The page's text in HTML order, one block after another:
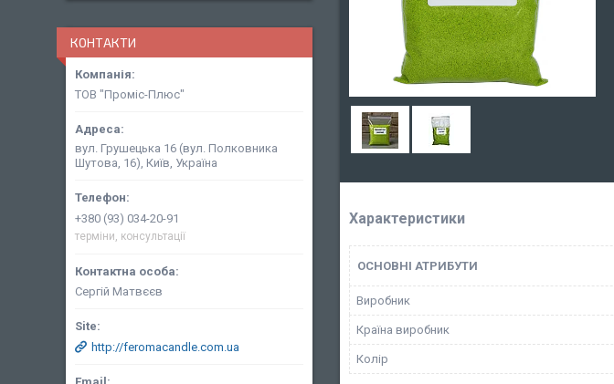
Характеристики
ОСНОВНІ АТРИБУТИ
Виробник
Країна виробник
Колір
КОНТАКТИ
ТОВ "Проміс-Плюс"
вул. Грушецька 16 (вул. Полковника
Шутова, 16), Київ, Україна
+380 (93) 034-20-91
терміни, консультації
Сергій Матвєєв
http://feromacandle.com.ua